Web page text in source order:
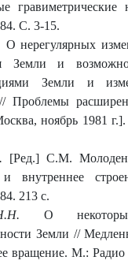
C. 3-15.
О нерегулярных
Земли и
Земли и
Проблемы
ноябрь 1981
[Ред.] С.М.
и внутреннее
213 с.
Н.Н. О
Земли //
вращение. М.: Радио